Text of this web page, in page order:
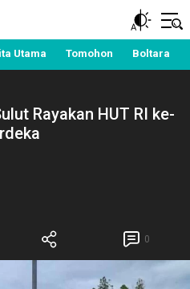
Utara, Kawanua, Politik,
dan Nasional
Utama Tomohon Boltara
Rayakan HUT RI ke-
0